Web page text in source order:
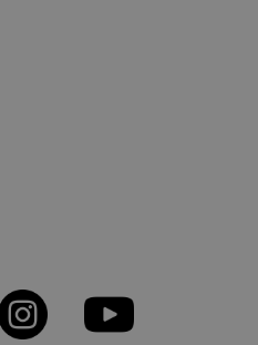
Instagram